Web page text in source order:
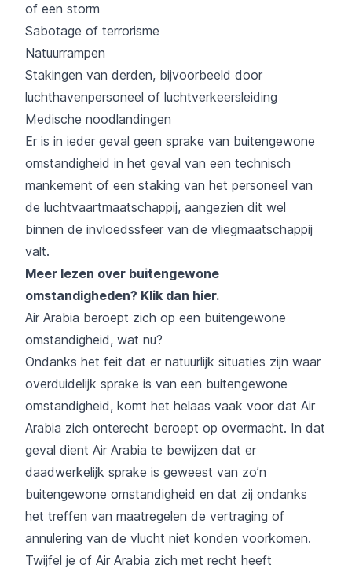
of een storm
Sabotage of terrorisme
Natuurrampen
Stakingen van derden, bijvoorbeeld door
luchthavenpersoneel of luchtverkeersleiding
Medische noodlandingen
Er is in ieder geval geen sprake van buitengewone
omstandigheid in het geval van een technisch
mankement of een staking van het personeel van
de luchtvaartmaatschappij, aangezien dit wel
binnen de invloedssfeer van de vliegmaatschappij
valt.
Meer lezen over buitengewone
omstandigheden? Klik dan hier.
Air Arabia beroept zich op een buitengewone
omstandigheid, wat nu?
Ondanks het feit dat er natuurlijk situaties zijn waar
overduidelijk sprake is van een buitengewone
omstandigheid, komt het helaas vaak voor dat Air
Arabia zich onterecht beroept op overmacht. In dat
geval dient Air Arabia te bewijzen dat er
daadwerkelijk sprake is geweest van zo’n
buitengewone omstandigheid en dat zij ondanks
het treffen van maatregelen de vertraging of
annulering van de vlucht niet konden voorkomen.
Twijfel je of Air Arabia zich met recht heeft